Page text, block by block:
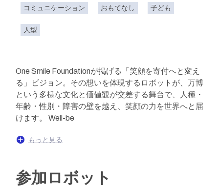
コミュニケーション おもてなし 子ども
人型
One Smile Foundationが掲げる「笑顔を寄付へと変え
る」ビジョン。その想いを体現するロボットが、万博
という多様な文化と価値観が交差する舞台で、人種・
年齢・性別・障害の壁を越え、笑顔の力を世界へと届
けます。 Well-be
もっと見る
参加ロボット